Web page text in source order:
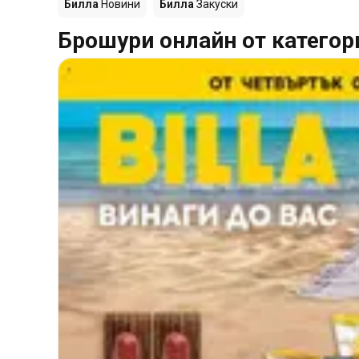
Билла Новини Билла Закуски
Брошури онлайн от